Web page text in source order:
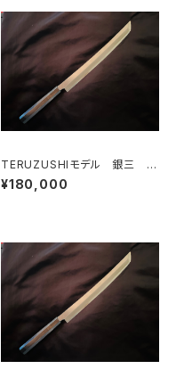
TERUZUSHIモデル 銀三 黒
檀柄 先丸 300
¥180,000